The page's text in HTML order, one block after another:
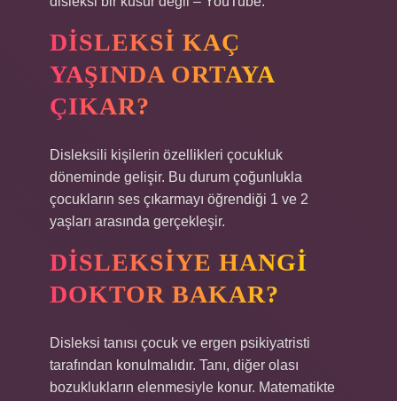
DISLEKSI KAÇ
YAŞINDA ORTAYA
ÇIKAR?
Disleksili kişilerin özellikleri çocukluk
döneminde gelişir. Bu durum çoğunlukla
çocukların ses çıkarmayı öğrendiği 1 ve 2
yaşları arasında gerçekleşir.
DISLEKSIYE HANGI
DOKTOR BAKAR?
Disleksi tanısı çocuk ve ergen psikiyatristi
tarafından konulmalıdır. Tanı, diğer olası
bozuklukların elenmesiyle konur. Matematikte